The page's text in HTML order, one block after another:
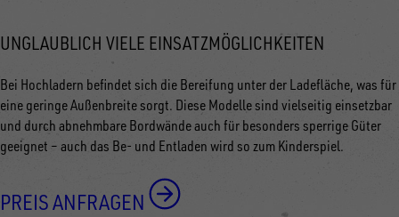
UNGLAUBLICH VIELE EINSATZMÖGLICHKEITEN
Bei Hochladern befindet sich die Bereifung unter der Ladefläche, was für
eine geringe Außenbreite sorgt. Diese Modelle sind vielseitig einsetzbar
und durch abnehmbare Bordwände auch für besonders sperrige Güter
geeignet – auch das Be- und Entladen wird so zum Kinderspiel.
PREIS ANFRAGEN